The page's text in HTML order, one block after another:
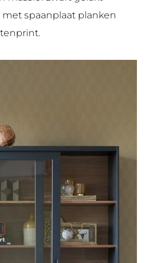
spaanplaat planken